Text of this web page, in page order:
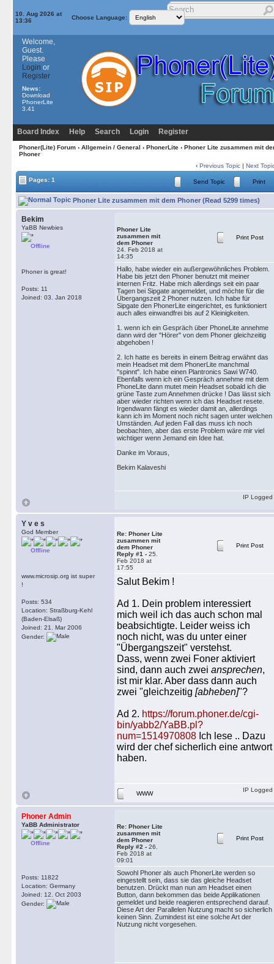
10. Aug 2026 at
13:36
Choose Language:
Welcome,
Guest.
Please
Login or
Register
News:
Download
PhonerLite
3.41
Board Index Help Search Login Register
Phoner(Lite) Forum› Allgemein / General › PhonerLite› Phoner Lite zusammen mit
Phoner
‹ Previous Topic | Next
Pages: 1 Send Topic Print
Phoner Lite zusammen mit dem Phoner (Read 5299 times)
Bekim
YaBB Newbies
Offline
Phoner is great!
Posts: 11
Joined: 03. Jan 2018
Phoner Lite
zusammen mit
dem Phoner
24. Feb 2018 at
14:35
Print Post
Hallo, habe wieder ein außergewöhnliches Problem.
Habe bis jetzt den Phoner benutzt mit meiner
internen Fritz. Habe mich allerdings seit ein paar
Tagen bei Sipgate angemeldet, und möchte für die
Übergangszeit 2 Phoner nutzen. Ich habe für
Sipgate den PhonerLite eingerichtet, es funktioniert
auch alles einwandfrei bis auf 2 Kleinigkeiten.
1. wenn ich ein Gespräch über PhoneLite annehme
dann wird der "Hörer" von dem Phoner gleichzeitig
abgehoben !
2. Ich hatte es bereits in einem Beitrag erwähnt das
mein Headset mit dem PhonerLite manchmal
"spinnt". Ich habe einen Plantronics Sawi W740.
Ebenfalls wenn ich ein Gespräch annehme mit dem
PhoneLite dann mutet mein Headset sobald ich die
grüne Taste zum Annehmen drücke ! Das lässt sich
aber wieder richten wenn ich das Headset resete.
Irgendwann fängt es wieder damit an, allerdings
kann ich im Moment noch nicht sagen unter welchen
Umständen. Auf jeden Fall das muss ich noch
beobachten, aber das erste Problem wäre mir viel
wichtiger wenn Jemand ein Idee hat.
Danke im Voraus,
Bekim Kalaveshi
IP Logged
Y v e s
God Member
Offline
www.microsip.org ist super
!
Posts: 534
Location: Straßburg-Kehl
(Baden-Elsaß)
Joined: 21. Mar 2006
Gender:
Re: Phoner Lite
zusammen mit
dem Phoner
Reply #1 - 25.
Feb 2018 at
17:55
Print Post
Salut Bekim !
Ad 1. Dein problem interessiert
mich weil ich das auch schon mal
beabsichtigte. Leider weiss ich
noch nicht, was du unter einer
"Übergangszeit" verstehst.
Dass, wenn zwei Foner aktiviert
sind, dann auch zwei ansprechen,
ist mir klar. Aber dass dann auch
zwei "gleichzeitig [abheben]"?
Ad 2. https://forum.phoner.de/cgi-
bin/yabb2/YaBB.pl?
num=1514970808 Ich lese .. Dazu
wird der chef sicherlich eine antwort
haben.
WWW
IP Logged
Phoner Admin
YaBB Administrator
Offline
Posts: 11822
Location: Germany
Joined: 12. Oct 2003
Gender:
Re: Phoner Lite
zusammen mit
dem Phoner
Reply #2 - 26.
Feb 2018 at
09:01
Print Post
Sowohl Phoner als auch PhonerLite werden so
eingestellt sein, dass sie das gleiche Headset
benutzen. Drückt man nun am Headset einen
Button, dann bekommen das beide Applikationen
gemeldet und beide reagieren entsprechend darauf.
Diese Art der Parallelen Nutzung macht so sicherlich
keinen Sinn. Zumindest ist eine solche Art der
Nutzung nicht vorgesehen.